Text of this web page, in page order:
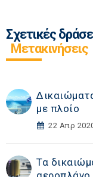
Σχετικές
Μετακινήσεις
με πλοίο
22 Απρ
Τα